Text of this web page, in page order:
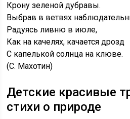
Крону зеленой дубравы.
Выбрав в ветвях
Радуясь ливню в июле,
Как на качелях, качается дрозд
С капелькой солнца на клюве.
(С. Махотин)
Детские красивые
стихи о природе